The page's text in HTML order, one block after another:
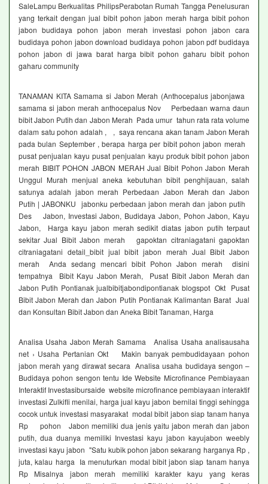
SaleLampu Berkualitas PhilipsPerabotan Rumah Tangga Penelusuran
yang terkait dengan jual bibit pohon jabon merah harga bibit pohon
jabon budidaya pohon jabon merah investasi pohon jabon cara
budidaya pohon jabon download budidaya pohon jabon pdf budidaya
pohon jabon di jawa barat harga bibit pohon gaharu bibit pohon
gaharu community
TANAMAN KITA Samama si Jabon Merah (Anthocepalus jabonjawa
samama si jabon merah anthocepalus Nov Perbedaan warna daun
bibit Jabon Putih dan Jabon Merah Pada umur tahun rata rata volume
dalam satu pohon adalah , , saya rencana akan tanam Jabon Merah
pada bulan September , berapa harga per bibit pohon jabon merah
pusat penjualan kayu pusat penjualan kayu produk bibit pohon jabon
merah BIBIT POHON JABON MERAH Jual Bibit Pohon Jabon Merah
Unggul Murah menjual aneka kebutuhan bibit penghijauan, salah
satunya adalah jabon merah Perbedaan Jabon Merah dan Jabon
Putih | JABONKU jabonku perbedaan jabon merah dan jabon putih
Des Jabon, Investasi Jabon, Budidaya Jabon, Pohon Jabon, Kayu
Jabon, Harga kayu jabon merah sedikit diatas jabon putih terpaut
sekitar Jual Bibit Jabon merah gapoktan citraniagatani gapoktan
citraniagatani detail_bibit jual bibit jabon merah Jual Bibit Jabon
merah Anda sedang mencari bibit Pohon Jabon merah disini
tempatnya Bibit Kayu Jabon Merah, Pusat Bibit Jabon Merah dan
Jabon Putih Pontianak jualbibitjabondipontianak blogspot Okt Pusat
Bibit Jabon Merah dan Jabon Putih Pontianak Kalimantan Barat Jual
dan Konsultan Bibit Jabon dan Aneka Bibit Tanaman, Harga
Analisa Usaha Jabon Merah Samama Analisa Usaha analisausaha
net › Usaha Pertanian Okt Makin banyak pembudidayaan pohon
jabon merah yang dirawat secara Analisa usaha budidaya sengon –
Budidaya pohon sengon tentu Ide Website Microfinance Pembiayaan
Interaktif Investasibursaide website microfinance pembiayaan interaktif
investasi Zulkifli menilai, harga jual kayu jabon bernilai tinggi sehingga
cocok untuk investasi masyarakat modal bibit jabon siap tanam hanya
Rp pohon Jabon memiliki dua jenis yaitu jabon merah dan jabon
putih, dua duanya memiliki Investasi kayu jabon kayujabon weebly
investasi kayu jabon "Satu kubik pohon jabon sekarang harganya Rp ,
juta, kalau harga Ia menuturkan modal bibit jabon siap tanam hanya
Rp Misalnya jabon merah memiliki karakter kayu yang keras